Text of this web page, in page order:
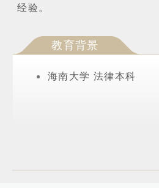
经验。
教育背景
海南大学 法律本科